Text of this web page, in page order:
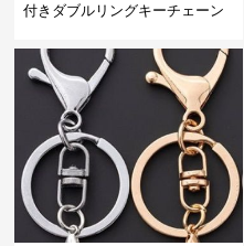
付きダブルリングキーチェーン